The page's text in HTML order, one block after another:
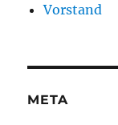
Vorstand
META